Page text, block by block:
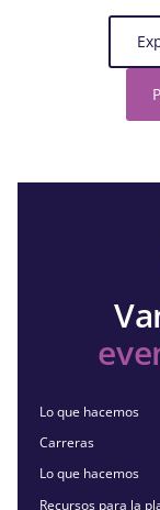
Lo que hacemos
Carreras
Lo que hacemos
Recursos para la